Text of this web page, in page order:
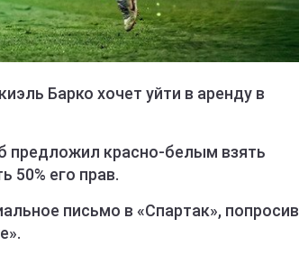
Барко хочет уйти в аренду в
предложил красно-белым взять
50% его прав.
письмо в «Спартак», попросив